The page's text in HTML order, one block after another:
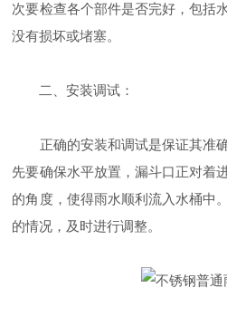
次要检查各个部件是否完好，包括
没有损坏或堵塞。
二、安装调试：
正确的安装和调试是保证其准
先要确保水平放置，漏斗口正对着
的角度，使得雨水顺利流入水桶中
的情况，及时进行调整。